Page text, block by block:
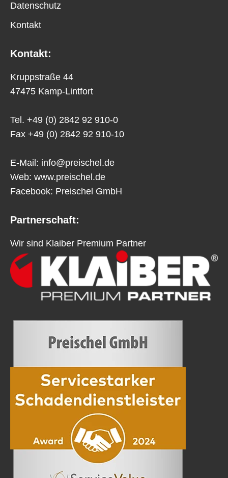
Datenschutz
Kontakt
Kontakt:
Kruppstraße 44
47475 Kamp-Lintfort
Tel. +49 (0) 2842 92 910-0
Fax +49 (0) 2842 92 910-10
E-Mail: info@preischel.de
Web: www.preischel.de
Facebook: Preischel GmbH
Partnerschaft:
Wir sind Klaiber Premium Partner